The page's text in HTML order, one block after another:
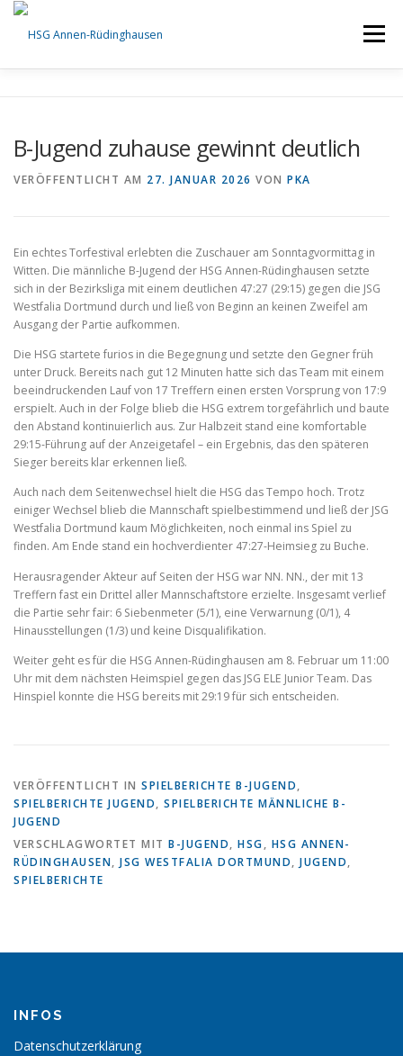
Zum
springen
Menü
INFOS
B-Jugend zuhause gewinnt deutlich
VERÖFFENTLICHT AM 27. JANUAR 2026 VON PKA
Ein echtes Torfestival erlebten die Zuschauer am Sonntagvormittag in
Witten. Die männliche B-Jugend der HSG Annen-Rüdinghausen setzte
sich in der Bezirksliga mit einem deutlichen 47:27 (29:15) gegen die JSG
Westfalia Dortmund durch und ließ von Beginn an keinen Zweifel am
Ausgang der Partie aufkommen.
Die HSG startete furios in die Begegnung und setzte den Gegner früh
unter Druck. Bereits nach gut 12 Minuten hatte sich das Team mit einem
beeindruckenden Lauf von 17 Treffern einen ersten Vorsprung von 17:9
erspielt. Auch in der Folge blieb die HSG extrem torgefährlich und baute
den Abstand kontinuierlich aus. Zur Halbzeit stand eine komfortable
29:15-Führung auf der Anzeigetafel – ein Ergebnis, das den späteren
Sieger bereits klar erkennen ließ.
Auch nach dem Seitenwechsel hielt die HSG das Tempo hoch. Trotz
einiger Wechsel blieb die Mannschaft spielbestimmend und ließ der JSG
Westfalia Dortmund kaum Möglichkeiten, noch einmal ins Spiel zu
finden. Am Ende stand ein hochverdienter 47:27-Heimsieg zu Buche.
Herausragender Akteur auf Seiten der HSG war NN. NN., der mit 13
Treffern fast ein Drittel aller Mannschaftstore erzielte. Insgesamt verlief
die Partie sehr fair: 6 Siebenmeter (5/1), eine Verwarnung (0/1), 4
Hinausstellungen (1/3) und keine Disqualifikation.
Weiter geht es für die HSG Annen-Rüdinghausen am 8. Februar um 11:00
Uhr mit dem nächsten Heimspiel gegen das JSG ELE Junior Team. Das
Hinspiel konnte die HSG bereits mit 29:19 für sich entscheiden.
VERÖFFENTLICHT IN SPIELBERICHTE B-JUGEND,
SPIELBERICHTE JUGEND, SPIELBERICHTE MÄNNLICHE B-
JUGEND
VERSCHLAGWORTET MIT B-JUGEND, HSG, HSG ANNEN-
RÜDINGHAUSEN, JSG WESTFALIA DORTMUND, JUGEND,
SPIELBERICHTE
INFOS
Datenschutzerklärung